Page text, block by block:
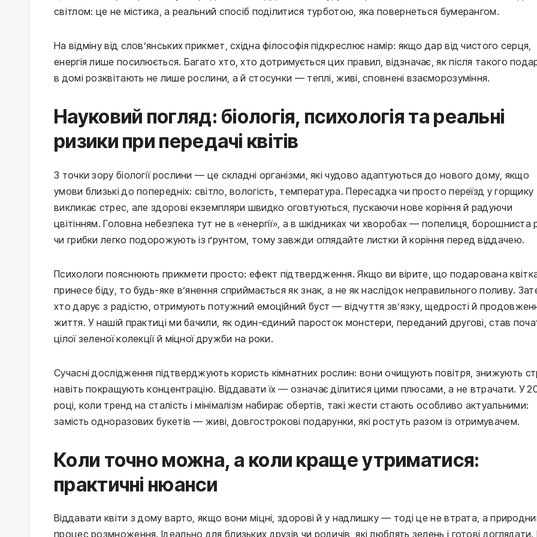
світлом: це не містика, а реальний спосіб поділитися турботою, яка повернеться бумерангом.
На відміну від слов’янських прикмет, східна філософія підкреслює намір: якщо дар від чистого серця,
енергія лише посилюється. Багато хто, хто дотримується цих правил, відзначає, як після такого
в домі розквітають не лише рослини, а й стосунки — теплі, живі, сповнені взаєморозуміння.
Науковий погляд: біологія, психологія та реальні
ризики при передачі квітів
З точки зору біології рослини — це складні організми, які чудово адаптуються до нового дому, якщо
умови близькі до попередніх: світло, вологість, температура. Пересадка чи просто переїзд у горщику
викликає стрес, але здорові екземпляри швидко оговтуються, пускаючи нове коріння й радуючи
цвітінням. Головна небезпека тут не в «енергії», а в шкідниках чи хворобах — попелиця, борошниста
чи грибки легко подорожують із ґрунтом, тому завжди оглядайте листки й коріння перед віддачею.
Психологи пояснюють прикмети просто: ефект підтвердження. Якщо ви вірите, що подарована
принесе біду, то будь-яке в’янення сприймається як знак, а не як наслідок неправильного поливу. Зате
хто дарує з радістю, отримують потужний емоційний буст — відчуття зв’язку, щедрості й
життя. У нашій практиці ми бачили, як один-єдиний паросток монстери, переданий другові, став
цілої зеленої колекції й міцної дружби на роки.
Сучасні дослідження підтверджують користь кімнатних рослин: вони очищують повітря, знижують
навіть покращують концентрацію. Віддавати їх — означає ділитися цими плюсами, а не втрачати. У
році, коли тренд на сталість і мінімалізм набирає обертів, такі жести стають особливо актуальними:
замість одноразових букетів — живі, довгострокові подарунки, які ростуть разом із отримувачем.
Коли точно можна, а коли краще утриматися:
практичні нюанси
Віддавати квіти з дому варто, якщо вони міцні, здорові й у надлишку — тоді це не втрата, а
процес розмноження. Ідеально для близьких друзів чи родичів, які люблять зелень і готові доглядати.